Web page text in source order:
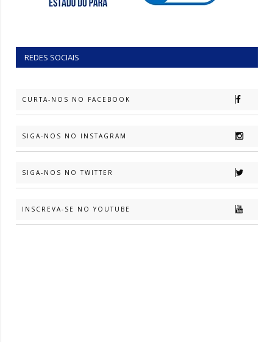
REDES SOCIAIS
CURTA-NOS NO FACEBOOK
SIGA-NOS NO INSTAGRAM
SIGA-NOS NO TWITTER
INSCREVA-SE NO YOUTUBE